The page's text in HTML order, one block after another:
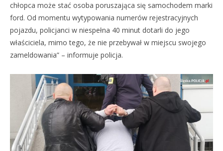
chłopca może stać osoba poruszająca się samochodem marki
ford. Od momentu wytypowania numerów rejestracyjnych
pojazdu, policjanci w niespełna 40 minut dotarli do jego
właściciela, mimo tego, że nie przebywał w miejscu swojego
zameldowania” – informuje policja.